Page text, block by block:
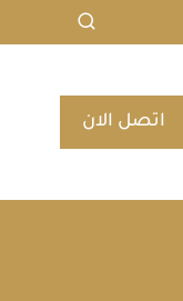
اتصل الان